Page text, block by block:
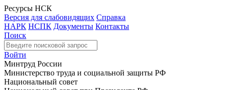
Ресурсы НСК
Версия для слабовидящих Справка
НАРК НСПК Документы Контакты
Поиск
Войти
Минтруд России
Министерство труда и социальной защиты РФ
Национальный совет